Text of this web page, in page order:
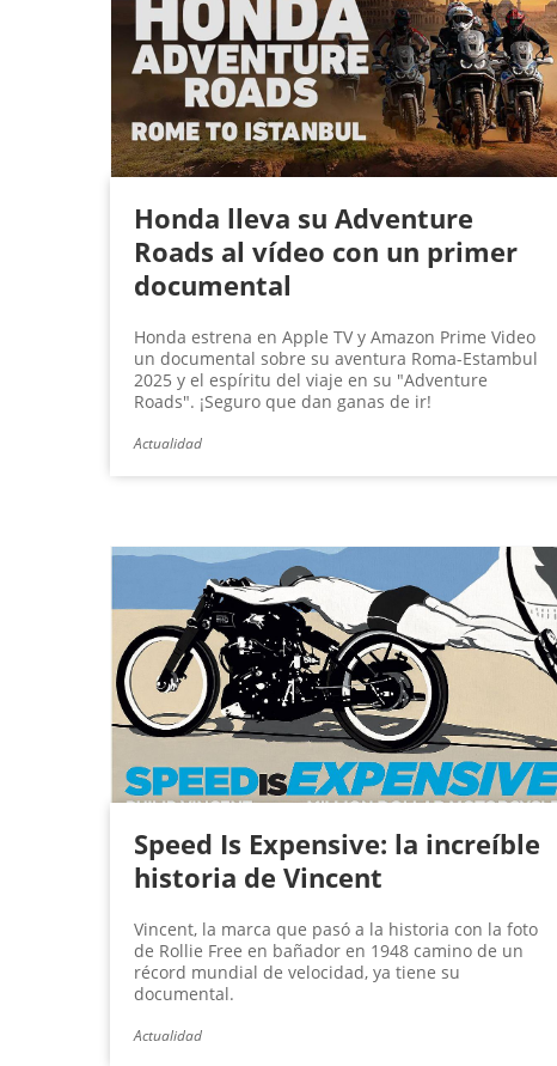
Honda lleva su Adventure
Roads al vídeo con un primer
documental
Honda estrena en Apple TV y Amazon Prime Video
un documental sobre su aventura Roma-Estambul
2025 y el espíritu del viaje en su "Adventure
Roads". ¡Seguro que dan ganas de ir!
Actualidad
Speed Is Expensive: la increíble
historia de Vincent
Vincent, la marca que pasó a la historia con la foto
de Rollie Free en bañador en 1948 camino de un
récord mundial de velocidad, ya tiene su
documental.
Actualidad